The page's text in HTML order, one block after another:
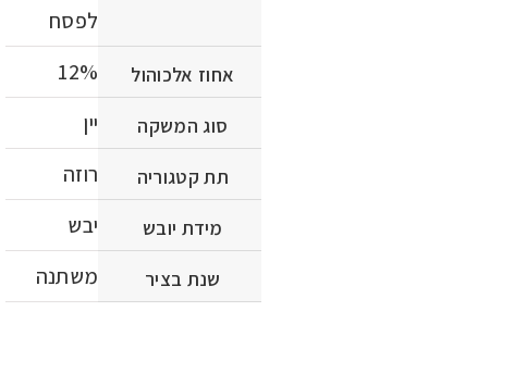
לפסח
אחוז אלכוהול 12%
סוג המשקה יין
תת קטגוריה רוזה
מידת יובש יבש
שנת בציר משתנה